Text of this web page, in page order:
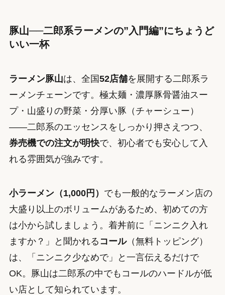
豚山──二郎系ラーメンの”入門編”にちょうど
いい一杯
ラーメン豚山は、全国52店舗を展開する二郎系ラ
ーメンチェーンです。極太麺・濃厚豚骨醤油スー
プ・山盛りの野菜・分厚い豚（チャーシュー）
——二郎系のエッセンスをしっかり押さえつつ、
券売機での注文が明快で、初心者でも安心して入
れる雰囲気が強みです。
小ラーメン（1,000円） でも一般的なラーメン店の
大盛り以上のボリュームがあるため、初めての方
は小から試しましょう。着丼前に「ニンニク入れ
ますか？」と聞かれる コール（無料トッピング）
は、「ニンニク少なめで」と一言伝えるだけで
OK。豚山は二郎系の中でもコールのハードルが低
い店として知られています。